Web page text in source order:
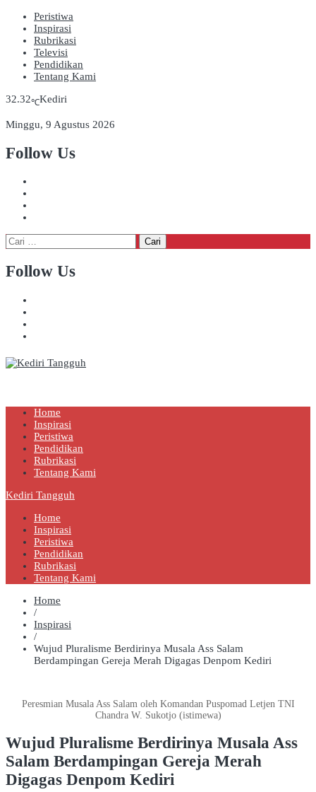
Peristiwa
Inspirasi
Rubrikasi
Televisi
Pendidikan
Tentang Kami
32.32℃Kediri
Minggu, 9 Agustus 2026
Follow Us
Cari
untuk:
Follow Us
Home
Inspirasi
Peristiwa
Pendidikan
Rubrikasi
Tentang Kami
Kediri Tangguh
Home
Inspirasi
Peristiwa
Pendidikan
Rubrikasi
Tentang Kami
Home
/
Inspirasi
/
Wujud Pluralisme Berdirinya Musala Ass Salam
Berdampingan Gereja Merah Digagas Denpom Kediri
Peresmian Musala Ass Salam oleh Komandan Puspomad Letjen TNI
Chandra W. Sukotjo (istimewa)
Wujud Pluralisme Berdirinya Musala Ass
Salam Berdampingan Gereja Merah
Digagas Denpom Kediri